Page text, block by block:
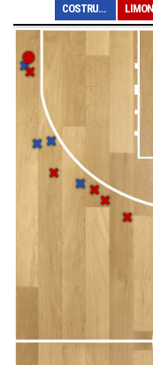
COSTRUZIONI ITA...